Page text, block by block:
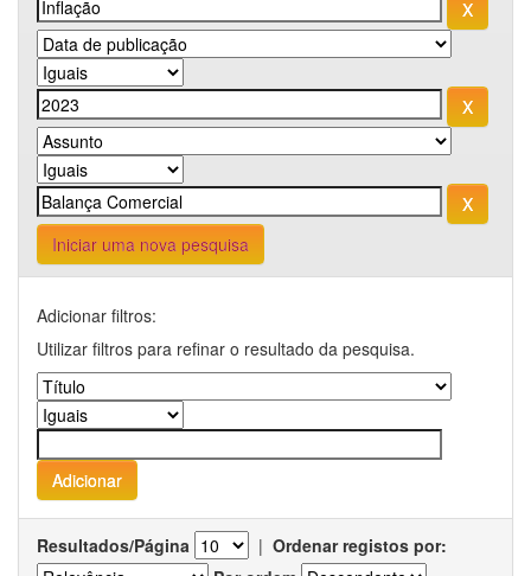
Iniciar uma nova pesquisa
Adicionar filtros:
Utilizar filtros para refinar o resultado da pesquisa.
Resultados/Página | Ordenar registos por: